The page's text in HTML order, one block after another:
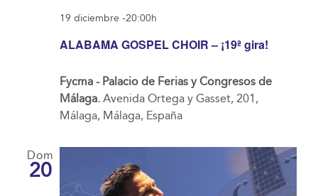
ALABAMA GOSPEL CHOIR – ¡19ª gira!
19 diciembre -20:00h
Fycma - Palacio de Ferias y Congresos de
Málaga. Avenida Ortega y Gasset, 201,
Málaga, Málaga, España
Dom
20